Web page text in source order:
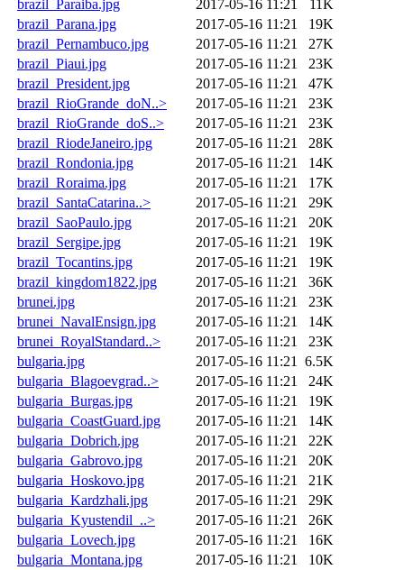
brazil_Paraiba.jpg
2017-05-16 11:21
11K
brazil_Parana.jpg
2017-05-16 11:21
19K
brazil_Pernambuco.jpg
2017-05-16 11:21
27K
brazil_Piaui.jpg
2017-05-16 11:21
23K
brazil_President.jpg
2017-05-16 11:21
47K
brazil_RioGrande_doN..>
2017-05-16 11:21
23K
brazil_RioGrande_doS..>
2017-05-16 11:21
23K
brazil_RiodeJaneiro.jpg
2017-05-16 11:21
28K
brazil_Rondonia.jpg
2017-05-16 11:21
14K
brazil_Roraima.jpg
2017-05-16 11:21
17K
brazil_SantaCatarina..>
2017-05-16 11:21
29K
brazil_SaoPaulo.jpg
2017-05-16 11:21
20K
brazil_Sergipe.jpg
2017-05-16 11:21
19K
brazil_Tocantins.jpg
2017-05-16 11:21
19K
brazil_kingdom1822.jpg
2017-05-16 11:21
36K
brunei.jpg
2017-05-16 11:21
23K
brunei_NavalEnsign.jpg
2017-05-16 11:21
14K
brunei_RoyalStandard..>
2017-05-16 11:21
23K
bulgaria.jpg
2017-05-16 11:21
6.5K
bulgaria_Blagoevgrad..>
2017-05-16 11:21
24K
bulgaria_Burgas.jpg
2017-05-16 11:21
19K
bulgaria_CoastGuard.jpg
2017-05-16 11:21
14K
bulgaria_Dobrich.jpg
2017-05-16 11:21
22K
bulgaria_Gabrovo.jpg
2017-05-16 11:21
20K
bulgaria_Hoskovo.jpg
2017-05-16 11:21
21K
bulgaria_Kardzhali.jpg
2017-05-16 11:21
29K
bulgaria_Kyustendil_..>
2017-05-16 11:21
26K
bulgaria_Lovech.jpg
2017-05-16 11:21
16K
bulgaria_Montana.jpg
2017-05-16 11:21
10K